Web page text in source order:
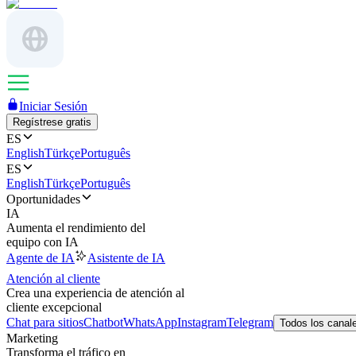
Iniciar Sesión
Regístrese gratis
ES
EnglishTürkçePortuguês
ES
EnglishTürkçePortuguês
Oportunidades
IA
Aumenta el rendimiento del
equipo con IA
Agente de IA
Asistente de IA
Atención al cliente
Crea una experiencia de atención al
cliente excepcional
Chat para sitiosChatbotWhatsAppInstagramTelegram Todos los
Marketing
Transforma el tráfico en